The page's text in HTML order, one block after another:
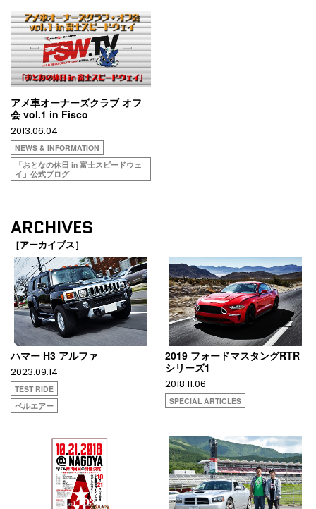
アメ車オーナーズクラブ オフ
会 vol.1 in Fisco
2013.06.04
NEWS & INFORMATION
「おとなの休日 in 富士スピードウェ
イ」公式ブログ
ARCHIVES
［アーカイブス］
ハマー H3 アルファ
2023.09.14
TEST RIDE
ベルエアー
2019 フォードマスタングRTR
シリーズ1
2018.11.06
SPECIAL ARTICLES